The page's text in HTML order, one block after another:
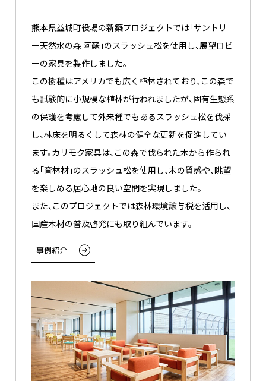
熊本県益城町役場の新築プロジェクトでは「サントリ
ー天然水の森 阿蘇」のスラッシュ松を使用し、展望ロビ
ーの家具を製作しました。
この樹種はアメリカでも広く植林されており、この森で
も試験的に小規模な植林が行われましたが、固有生態系
の保護を考慮して外来種でもあるスラッシュ松を伐採
し、林床を明るくして森林の健全な更新を促進してい
ます。カリモク家具は、この森で伐られた木から作られ
る「育林材」のスラッシュ松を使用し、木の質感や、眺望
を楽しめる居心地の良い空間を実現しました。
また、このプロジェクトでは森林環境譲与税を活用し、
国産木材の普及啓発にも取り組んでいます。
事例紹介